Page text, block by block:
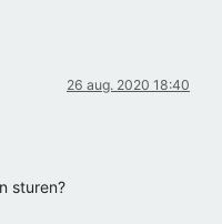
26 aug. 2020 18:40
sturen?